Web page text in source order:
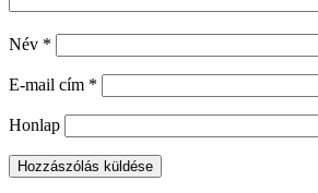
Név *
E-mail cím *
Honlap